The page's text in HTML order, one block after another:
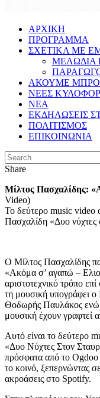
ΑΡΧΙΚΗ
ΠΡΟΓΡΑΜΜΑ
ΣΧΕΤΙΚΑ ΜΕ
ΜΕΛΩΔΙΑ
ΑΚΟΥΜΕ
ΝΕΕΣ
ΝΕΑ
ΕΚΔΗΛΩΣΕΙΣ
ΠΟΛΙΤΙΣΜΟΣ
ΕΠΙΚΟΙΝΩΝΙΑ
Share
Μίλτος Πασχαλίδης:
Video)
Το δεύτερο music video
Πασχαλίδη «Δυο
Ο Μίλτος Πασχαλίδης
«Ακόμα σ’ αγαπώ –
αριστοτεχνικό τρόπο
τη μουσική υπογράφει ο
Θοδωρής Παυλάκος ενώ
μουσική έχουν γραφτεί
Αυτό είναι το δεύτερο
«Δυο Νύχτες Στον
πρόσφατα από το Ogdoo
το κοινό, ξεπερνώντας
ακροάσεις στο Spotify.